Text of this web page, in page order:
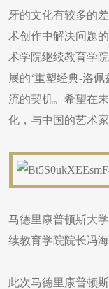
牙的文化有较多的
术创作中解决问题
术学院继续教育学
展的‘重塑经典-洛
流的契机。希望在
化，与中国的艺术
马德里康普顿斯大
续教育学院院长冯
此次马德里康普顿